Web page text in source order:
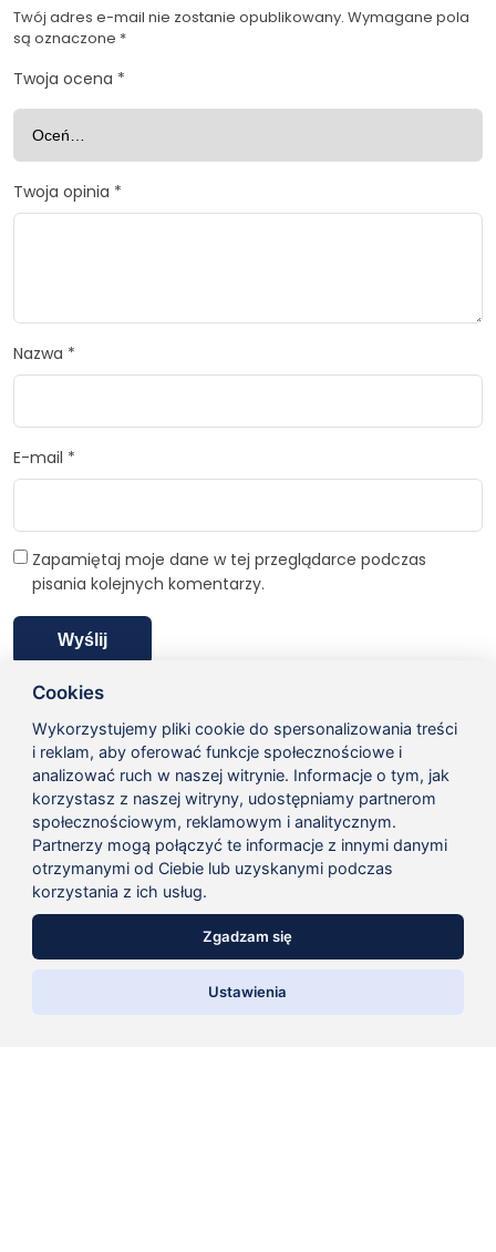
Twój adres e-mail nie zostanie opublikowany. Wymagane pola
są oznaczone *
Twoja ocena *
Twoja opinia *
Nazwa *
E-mail *
Zapamiętaj moje dane w tej przeglądarce podczas
pisania kolejnych komentarzy.
Ostatnio oglądane produkty
REGAŁ MAGAZYNOWY 12
Cookies
Wykorzystujemy pliki cookie do spersonalizowania treści
i reklam, aby oferować funkcje społecznościowe i
analizować ruch w naszej witrynie. Informacje o tym, jak
korzystasz z naszej witryny, udostępniamy partnerom
społecznościowym, reklamowym i analitycznym.
Partnerzy mogą połączyć te informacje z innymi danymi
otrzymanymi od Ciebie lub uzyskanymi podczas
korzystania z ich usług.
Zgadzam się
UstawieniaDoradca Klienta